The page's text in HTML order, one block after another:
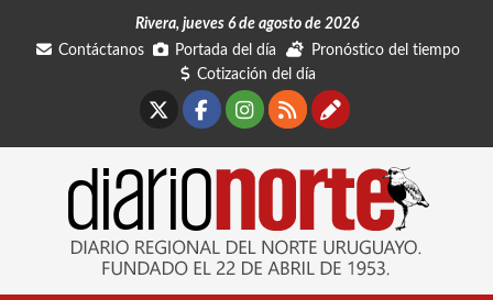
Rivera, jueves 6 de agosto de 2026
Contáctanos
Portada del día
Pronóstico del tiempo
Cotización del día
Facebook
Instagram
RSSContáctanos